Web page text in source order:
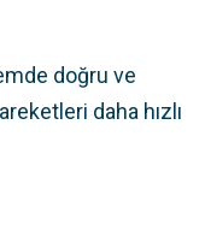
doğru ve
daha hızlı